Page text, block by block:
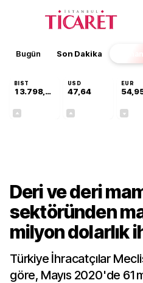
Bugün Son Dakika
BIST
13.798,82
USD
47,64
EUR
Deri ve deri
sektöründen
milyon dolarlık
Türkiye İhracatçılar
göre, Mayıs 2020'de 61